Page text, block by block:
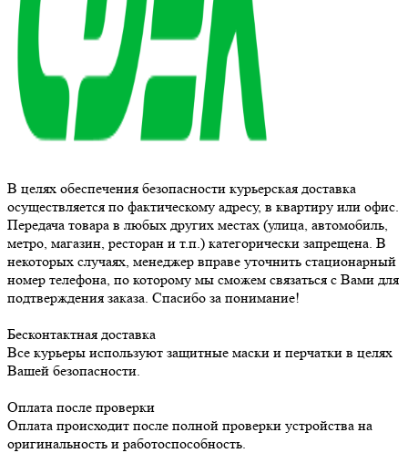
В целях обеспечения безопасности курьерская доставка
осуществляется по фактическому адресу, в квартиру или офис.
Передача товара в любых других местах (улица, автомобиль,
метро, магазин, ресторан и т.п.) категорически запрещена. В
некоторых случаях, менеджер вправе уточнить стационарный
номер телефона, по которому мы сможем связаться с Вами для
подтверждения заказа. Спасибо за понимание!
Бесконтактная доставка
Все курьеры используют защитные маски и перчатки в целях
Вашей безопасности.
Оплата после проверки
Оплата происходит после полной проверки устройства на
оригинальность и работоспособность.